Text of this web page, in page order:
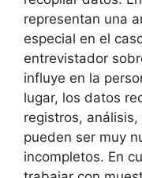
representan una
especial en el
entrevistador
influye en la
lugar, los datos
registros,
pueden ser muy
incompletos. En